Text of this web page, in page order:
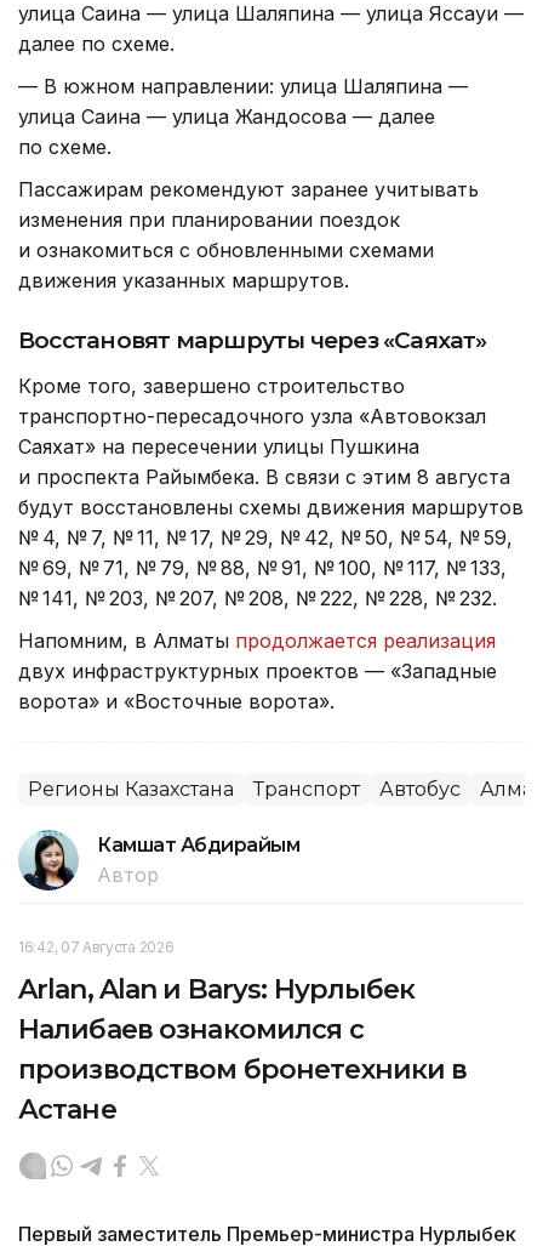
улица Саина — улица Шаляпина — улица Яссауи —
далее по схеме.
— В южном направлении: улица Шаляпина —
улица Саина — улица Жандосова — далее
по схеме.
Пассажирам рекомендуют заранее учитывать
изменения при планировании поездок
и ознакомиться с обновленными схемами
движения указанных маршрутов.
Восстановят маршруты через «Саяхат»
Кроме того, завершено строительство
транспортно-пересадочного узла «Автовокзал
Саяхат» на пересечении улицы Пушкина
и проспекта Райымбека. В связи с этим 8 августа
будут восстановлены схемы движения маршрутов
№ 4, № 7, № 11, № 17, № 29, № 42, № 50, № 54, № 59,
№ 69, № 71, № 79, № 88, № 91, № 100, № 117, № 133,
№ 141, № 203, № 207, № 208, № 222, № 228, № 232.
Напомним, в Алматы продолжается реализация
двух инфраструктурных проектов — «Западные
ворота» и «Восточные ворота».
Регионы Казахстана Транспорт Автобус
Камшат Абдирайым
Автор
16:42, 07 Августа 2026
Arlan, Alan и Barys: Нурлыбек
Налибаев ознакомился с
производством бронетехники в
Астане
Первый заместитель Премьер-министра Нурлыбек